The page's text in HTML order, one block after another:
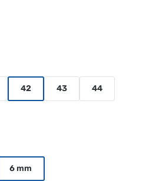
42 43 44
6 mm